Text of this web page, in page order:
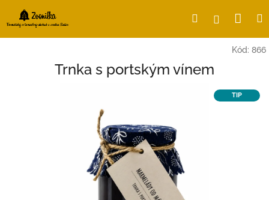
obsah
HledatPřihlášení
Kód: 866
Trnka s portským vínem
TIP